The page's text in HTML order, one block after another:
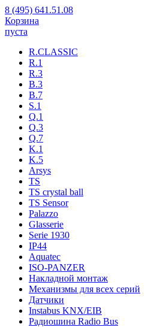
8 (495) 641.51.08
Корзина
пуста
R.CLASSIC
R.1
R.3
B.3
B.7
S.1
Q.1
Q.3
Q.7
K.1
K.5
Arsys
TS
TS crystal ball
TS Sensor
Palazzo
Glasserie
Serie 1930
IP44
Aquatec
ISO-PANZER
Накладной монтаж
Механизмы для всех серий
Датчики
Instabus KNX/EIB
Радиошина Radio Bus